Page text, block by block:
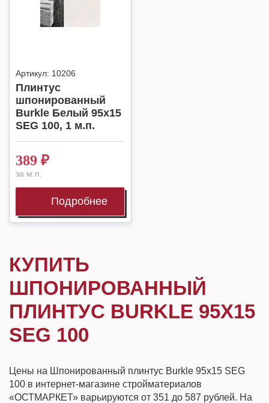
Артикул: 10206
Плинтус
шпонированный
Burkle Белый 95х15
SEG 100, 1 м.п.
389 ₽
за м.п.
Подробнее
КУПИТЬ
ШПОНИРОВАННЫЙ
ПЛИНТУС BURKLE 95Х15
SEG 100
Цены на Шпонированный плинтус Burkle 95х15 SEG
100 в интернет-магазине стройматериалов
«ОСТМАРКЕТ» варьируются от 351 до 587 рублей. На